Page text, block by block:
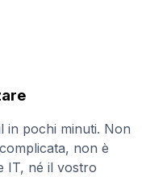
in pochi minuti. Non
non è
IT, né il vostro